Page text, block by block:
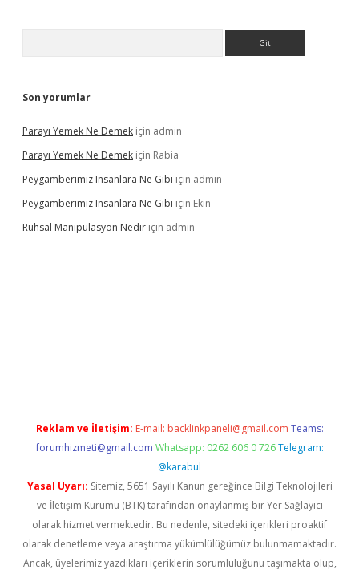
Son yorumlar
Parayı Yemek Ne Demek için admin
Parayı Yemek Ne Demek için Rabia
Peygamberimiz Insanlara Ne Gibi için admin
Peygamberimiz Insanlara Ne Gibi için Ekin
Ruhsal Manipülasyon Nedir için admin
Reklam ve İletişim: E-mail: backlinkpaneli@gmail.com Teams:
forumhizmeti@gmail.com Whatsapp: 0262 606 0 726 Telegram:
@karabul
Yasal Uyarı: Sitemiz, 5651 Sayılı Kanun gereğince Bilgi Teknolojileri
ve İletişim Kurumu (BTK) tarafından onaylanmış bir Yer Sağlayıcı
olarak hizmet vermektedir. Bu nedenle, sitedeki içerikleri proaktif
olarak denetleme veya araştırma yükümlülüğümüz bulunmamaktadır.
Ancak, üyelerimiz yazdıkları içeriklerin sorumluluğunu taşımakta olup,